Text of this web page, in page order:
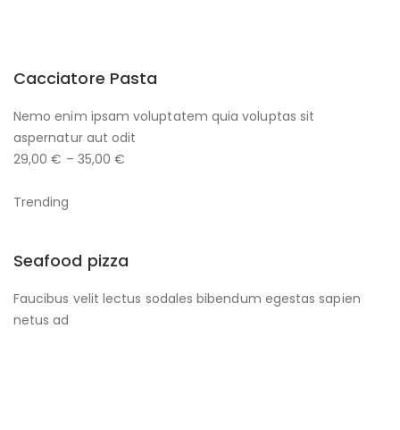
Cacciatore Pasta
Nemo enim ipsam voluptatem quia voluptas sit
aspernatur aut odit
29,00 € – 35,00 €
Trending
Seafood pizza
Faucibus velit lectus sodales bibendum egestas sapien
netus ad